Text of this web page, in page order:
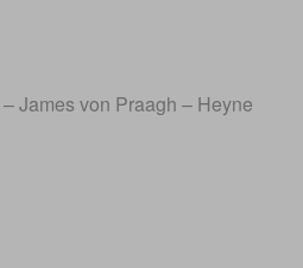
– James von Praagh – Heyne